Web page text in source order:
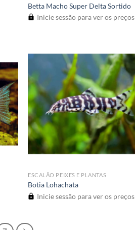
Betta Macho Super Delta Sortido
Inicie sessão para ver os preços
ESCALÃO PEIXES E PLANTAS
Botia Lohachata
Inicie sessão para ver os preços